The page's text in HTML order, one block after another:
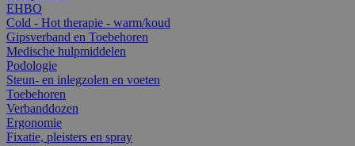
EHBO
Cold - Hot therapie - warm/koud
Gipsverband en Toebehoren
Medische hulpmiddelen
Podologie
Steun- en inlegzolen en voeten
Toebehoren
Verbanddozen
Ergonomie
Fixatie, pleisters en spray